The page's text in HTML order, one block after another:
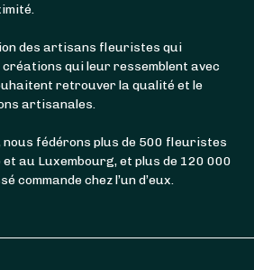
des artisans fleuristes qui
qui leur ressemblent avec
retrouver la qualité et le
artisanales.
fédérons plus de 500 fleuristes
et au Luxembourg, et plus de 120 000
commande chez l’un d’eux.